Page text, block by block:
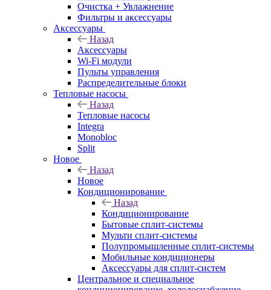
Очистка + Увлажнение
Фильтры и аксессуары
Аксессуары
Назад
Аксессуары
Wi-Fi модули
Пульты управления
Распределительные блоки
Тепловые насосы
Назад
Тепловые насосы
Integra
Monobloc
Split
Новое
Назад
Новое
Кондиционирование
Назад
Кондиционирование
Бытовые сплит-системы
Мульти сплит-системы
Полупромышленные сплит-системы
Мобильные кондиционеры
Аксессуары для сплит-систем
Центральное и специальное